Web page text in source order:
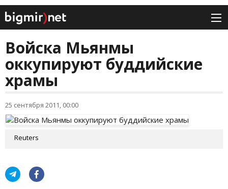
Войска Мьянмы
оккупируют буддийские
храмы
25 сентября 2011, 00:00
Reuters